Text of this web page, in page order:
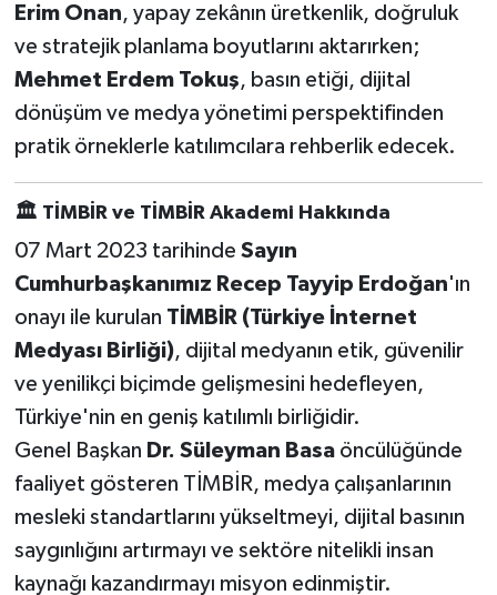
Erim Onan, yapay zekânın üretkenlik, doğruluk
ve stratejik planlama boyutlarını aktarırken;
Mehmet Erdem Tokuş, basın etiği, dijital
dönüşüm ve medya yönetimi perspektifinden
pratik örneklerle katılımcılara rehberlik edecek.
🏛 TİMBİR ve TİMBİR Akademi Hakkında
07 Mart 2023 tarihinde Sayın
Cumhurbaşkanımız Recep Tayyip Erdoğan'ın
onayı ile kurulan TİMBİR (Türkiye İnternet
Medyası Birliği), dijital medyanın etik, güvenilir
ve yenilikçi biçimde gelişmesini hedefleyen,
Türkiye'nin en geniş katılımlı birliğidir.
Genel Başkan Dr. Süleyman Basaöncülüğünde
faaliyet gösteren TİMBİR, medya çalışanlarının
mesleki standartlarını yükseltmeyi, dijital basının
saygınlığını artırmayı ve sektöre nitelikli insan
kaynağı kazandırmayı misyon edinmiştir.